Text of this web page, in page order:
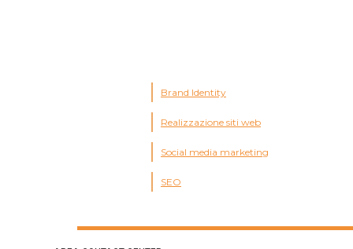
Brand Identity
Realizzazione siti web
Social media marketing
SEO